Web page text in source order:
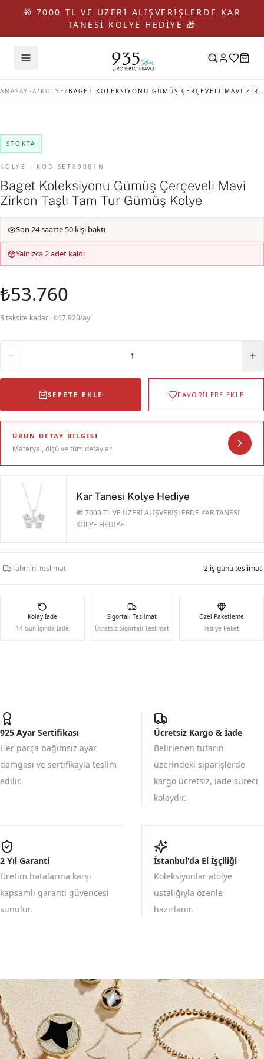
🎁 7000 TL VE ÜZERİ ALIŞVERİŞLERDE KAR
TANESİ KOLYE HEDİYE 🎁
ANASAYFA/ KOLYE / BAGET KOLEKSIYONU GÜMÜŞ ÇERÇEVELI MAVI ZIRKON TAŞLI TAM TUR GÜMÜŞ KOLYE
STOKTA
KOLYE · KOD SET89081N
Baget Koleksiyonu Gümüş Çerçeveli Mavi
Zirkon Taşlı Tam Tur Gümüş Kolye
Son 24 saatte 50 kişi baktı
Yalnızca 2 adet kaldı
₺53.760
3 taksite kadar · ₺17.920/ay
1
SEPETE EKLE FAVORİLERE EKLE
ÜRÜN DETAY BILGISI
Materyal, ölçü ve tüm detaylar
Kar Tanesi Kolye Hediye
🎁 7000 TL VE ÜZERİ ALIŞVERİŞLERDE KAR TANESİ
KOLYE HEDİYE
Tahmini teslimat 2 iş günü teslimat
Kolay İade
14 Gün İçinde İade
Sigortalı Teslimat
Ücretsiz Sigortalı Teslimat
Özel Paketleme
Hediye Paketi
925 Ayar Sertifikası
Her parça bağımsız ayar
damgası ve sertifikayla teslim
edilir.
Ücretsiz Kargo & İade
Belirlenen tutarın
üzerindeki siparişlerde
kargo ücretsiz, iade süreci
kolaydır.
2 Yıl Garanti
Üretim hatalarına karşı
kapsamlı garanti güvencesi
sunulur.
İstanbul'da El İşçiliği
Koleksiyonlar atölye
ustalığıyla özenle
hazırlanır.